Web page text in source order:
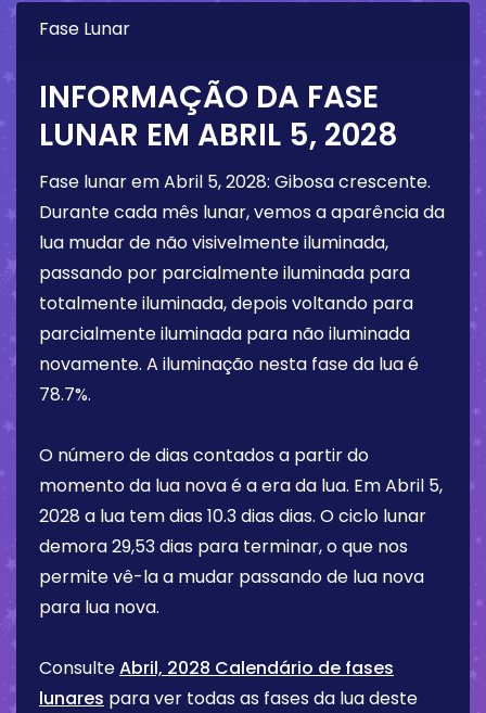
Fase Lunar
INFORMAÇÃO DA FASE
LUNAR EM ABRIL 5, 2028
Fase lunar emAbril 5, 2028: Gibosa crescente.
Durante cada mês lunar, vemos a aparência da
lua mudar de não visivelmente iluminada,
passando por parcialmente iluminada para
totalmente iluminada, depois voltando para
parcialmente iluminada para não iluminada
novamente. A iluminação nesta fase da lua é
78.7%.
O número de dias contados a partir do
momento da lua nova é a era da lua. EmAbril 5,
2028 a lua tem dias 10.3 dias dias. O ciclo lunar
demora 29,53 dias para terminar, o que nos
permite vê-la a mudar passando de lua nova
para lua nova.
ConsulteAbril, 2028 Calendário de fases
lunares para ver todas as fases da lua deste